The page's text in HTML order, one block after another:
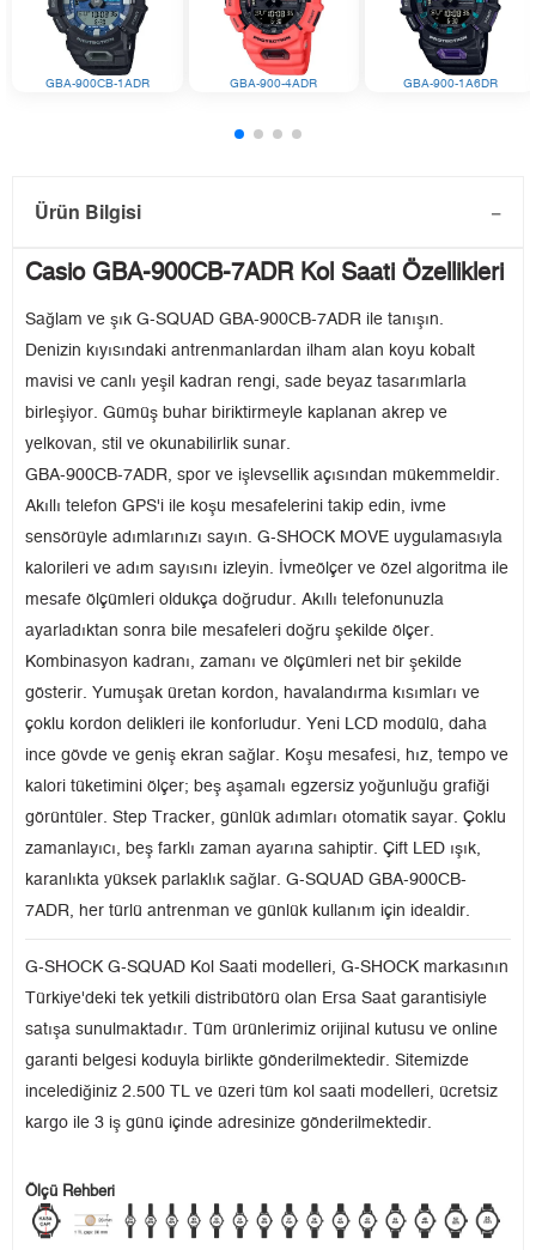
GBA-900CB-1ADR GBA-900-4ADR GBA-900-1A6DR
Ürün Bilgisi
Casio GBA-900CB-7ADR Kol Saati Özellikleri
Sağlam ve şık G-SQUAD GBA-900CB-7ADR ile tanışın.
Denizin kıyısındaki antrenmanlardan ilham alan koyu kobalt
mavisi ve canlı yeşil kadran rengi, sade beyaz tasarımlarla
birleşiyor. Gümüş buhar biriktirmeyle kaplanan akrep ve
yelkovan, stil ve okunabilirlik sunar.
GBA-900CB-7ADR, spor ve işlevsellik açısından mükemmeldir.
Akıllı telefon GPS'i ile koşu mesafelerini takip edin, ivme
sensörüyle adımlarınızı sayın. G-SHOCK MOVE uygulamasıyla
kalorileri ve adım sayısını izleyin. İvmeölçer ve özel algoritma ile
mesafe ölçümleri oldukça doğrudur. Akıllı telefonunuzla
ayarladıktan sonra bile mesafeleri doğru şekilde ölçer.
Kombinasyon kadranı, zamanı ve ölçümleri net bir şekilde
gösterir. Yumuşak üretan kordon, havalandırma kısımları ve
çoklu kordon delikleri ile konforludur. Yeni LCD modülü, daha
ince gövde ve geniş ekran sağlar. Koşu mesafesi, hız, tempo ve
kalori tüketimini ölçer; beş aşamalı egzersiz yoğunluğu grafiği
görüntüler. Step Tracker, günlük adımları otomatik sayar. Çoklu
zamanlayıcı, beş farklı zaman ayarına sahiptir. Çift LED ışık,
karanlıkta yüksek parlaklık sağlar. G-SQUAD GBA-900CB-
7ADR, her türlü antrenman ve günlük kullanım için idealdir.
G-SHOCK G-SQUAD Kol Saati modelleri, G-SHOCK markasının
Türkiye'deki tek yetkili distribütörü olan Ersa Saat garantisiyle
satışa sunulmaktadır. Tüm ürünlerimiz orijinal kutusu ve online
garanti belgesi koduyla birlikte gönderilmektedir. Sitemizde
incelediğiniz 2.500 TL ve üzeri tüm kol saati modelleri, ücretsiz
kargo ile 3 iş günü içinde adresinize gönderilmektedir.
Ölçü Rehberi